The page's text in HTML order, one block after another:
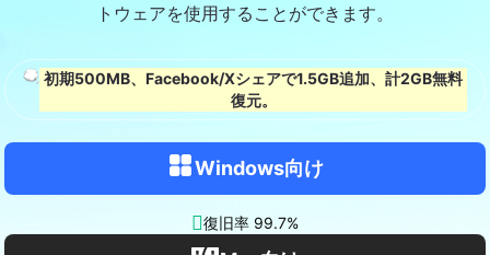
トウェアを使用することができます。
初期500MB、Facebook/Xシェアで1.5GB追加、計2GB無料
復元。
Windows向け
復旧率 99.7%